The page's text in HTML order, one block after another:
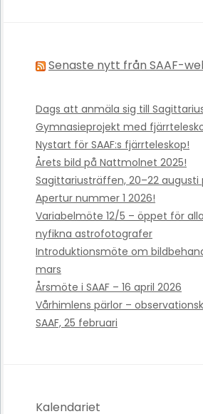
Senaste nytt från SAAF-
Dags att anmäla sig till
Gymnasieprojekt med
Nystart för SAAF:s fjärrteleskop!
Årets bild på Nattmolnet 2025!
Sagittariusträffen, 20–22 augusti
Apertur nummer 1 2026!
Variabelmöte 12/5 – öppet för
nyfikna astrofotografer
Introduktionsmöte om
mars
Årsmöte i SAAF – 16 april 2026
Vårhimlens pärlor –
SAAF, 25 februari
Kalendariet